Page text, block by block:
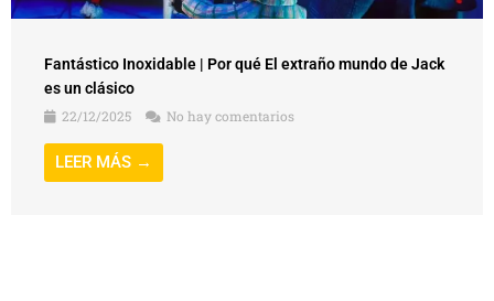
Fantástico Inoxidable | Por qué El extraño mundo de Jack
es un clásico
22/12/2025
No hay comentarios
LEER MÁS →